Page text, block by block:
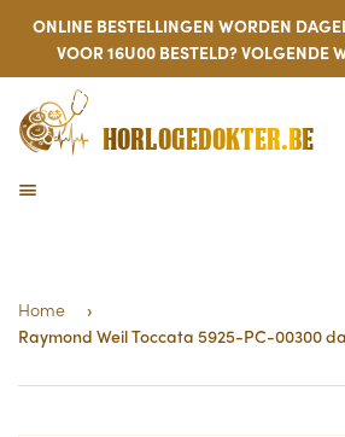
ONLINE BESTELLINGEN WORDEN
VOOR 16U00 BESTELD? VOLGENDE
HORLOGEDOKTER.BE
Home
›
Raymond Weil Toccata 5925-PC-00300